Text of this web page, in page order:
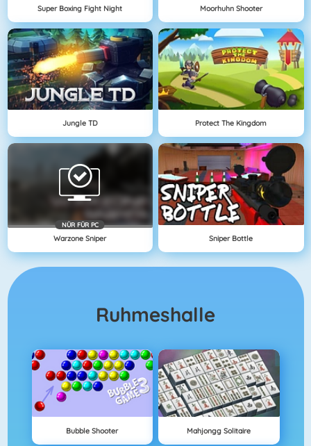
Super Boxing Fight Night Moorhuhn Shooter
Jungle TD Protect The Kingdom
NÜR FÜR PC
Warzone Sniper Sniper Bottle
Ruhmeshalle
Bubble Shooter Mahjongg Solitaire